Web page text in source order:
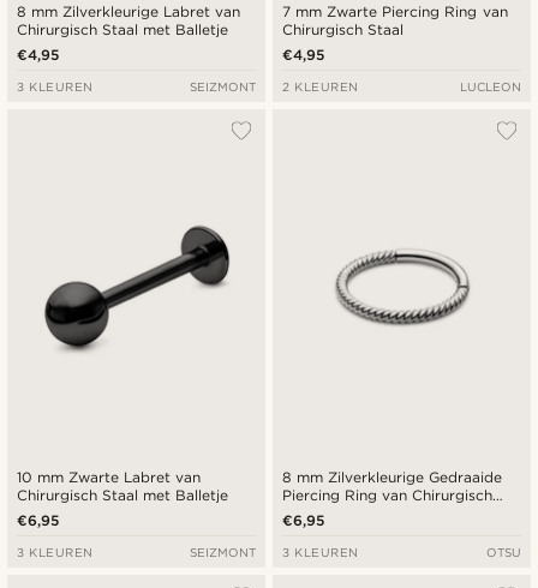
8 mm Zilverkleurige Labret van
Chirurgisch Staal met Balletje
€4,95
3 KLEUREN SEIZMONT
7 mm Zwarte Piercing Ring van
Chirurgisch Staal
€4,95
2 KLEUREN LUCLEON
10 mm Zwarte Labret van
Chirurgisch Staal met Balletje
€6,95
3 KLEUREN SEIZMONT
8 mm Zilverkleurige Gedraaide
Piercing Ring van Chirurgisch
Staal
€6,95
3 KLEUREN OTSU